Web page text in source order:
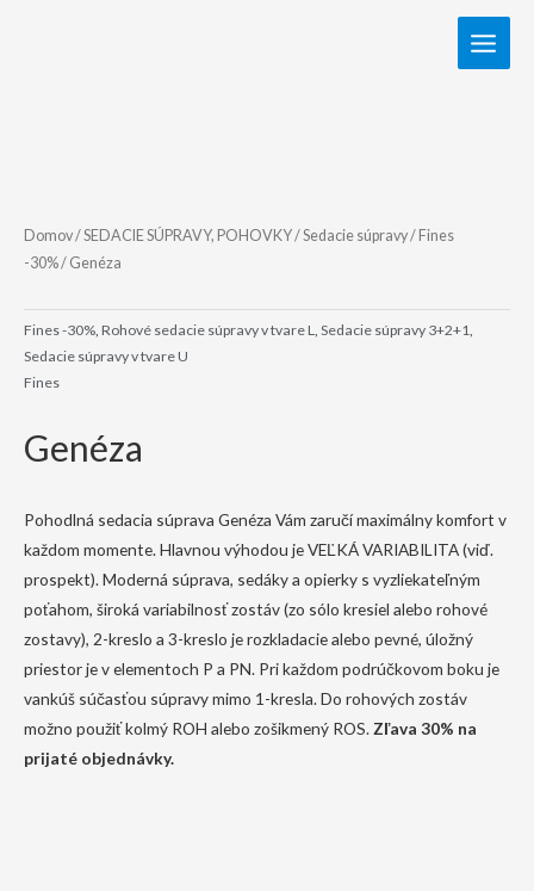
Domov/SEDACIE SÚPRAVY, POHOVKY/Sedacie súpravy/ Fines
-30%/ Genéza
Fines -30%, Rohové sedacie súpravy v tvare L, Sedacie súpravy 3+2+1,
Sedacie súpravy v tvare U
Fines
Genéza
Pohodlná sedacia súprava Genéza Vám zaručí maximálny komfort v
každom momente. Hlavnou výhodou je VEĽKÁ VARIABILITA (viď.
prospekt). Moderná súprava, sedáky a opierky s vyzliekateľným
poťahom, široká variabilnosť zostáv (zo sólo kresiel alebo rohové
zostavy), 2-kreslo a 3-kreslo je rozkladacie alebo pevné, úložný
priestor je v elementoch P a PN. Pri každom podrúčkovom boku je
vankúš súčasťou súpravy mimo 1-kresla. Do rohových zostáv
možno použiť kolmý ROH alebo zošikmený ROS. Zľava 30% na
prijaté objednávky.